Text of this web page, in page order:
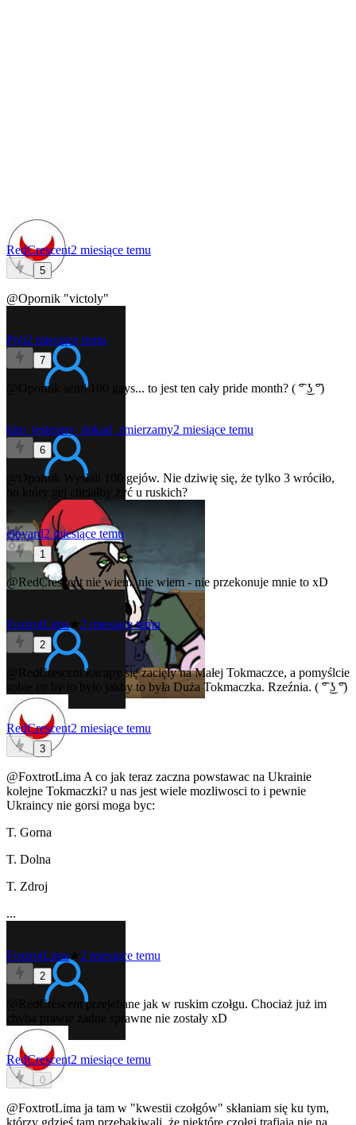
RedCrescent2 miesiące temu
5
@Opornik "victoly"
Poji2 miesiące temu
7
@Opornik send 100 gays... to jest ten cały pride month? ( ͡° ͜ʖ ͡°)
kim_jestesmy_dokad_zmierzamy2 miesiące temu
6
@Opornik
Wysłali 100 gejów. Nie dziwię się, że tylko 3 wróciło,
bo który gej chciałby żyć u ruskich?
eloyard2 miesiące temu
1
@RedCrescent nie wiem, nie wiem - nie przekonuje mnie to xD
FoxtrotLima★ 2 miesiące temu
2
@RedCrescent
kacapy się zacięły na Małej Tokmaczce, a pomyślcie
sobie co by to było jakby to była Duża Tokmaczka. Rzeźnia. ( ͡° ͜ʖ ͡°)
RedCrescent2 miesiące temu
3
@FoxtrotLima A co jak teraz zaczna powstawac na Ukrainie
kolejne Tokmaczki? u nas jest wiele mozliwosci to i pewnie
Ukraincy nie gorsi moga byc:
T. Gorna
T. Dolna
T. Zdroj
...
FoxtrotLima★ 2 miesiące temu
2
@RedCrescent
przejebane jak w ruskim czołgu. Chociaż już im
chyba prawie żadne sprawne nie zostały xD
RedCrescent2 miesiące temu
0
@FoxtrotLima ja tam w "kwestii czołgów" skłaniam się ku tym,